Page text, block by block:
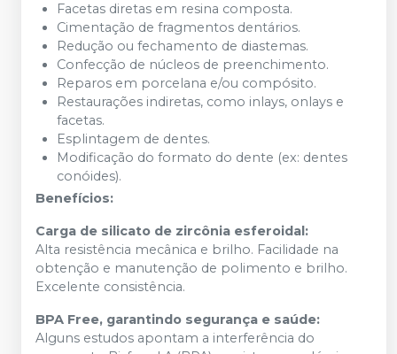
Facetas diretas em resina composta.
Cimentação de fragmentos dentários.
Redução ou fechamento de diastemas.
Confecção de núcleos de preenchimento.
Reparos em porcelana e/ou compósito.
Restaurações indiretas, como inlays, onlays e
facetas.
Esplintagem de dentes.
Modificação do formato do dente (ex: dentes
conóides).
Benefícios:
Carga de silicato de zircônia esferoidal:
Alta resistência mecânica e brilho. Facilidade na
obtenção e manutenção de polimento e brilho.
Excelente consistência.
BPA Free, garantindo segurança e saúde:
Alguns estudos apontam a interferência do